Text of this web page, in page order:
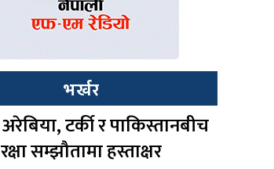
भर्खर
अरेबिया, टर्की र पाकिस्तानबीच
रक्षा सम्झौतामा हस्ताक्षर